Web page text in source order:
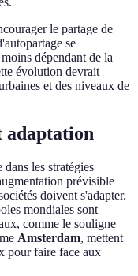
le partage de
se
dépendant de la
évolution devrait
et des niveaux de
adaptation
les stratégies
prévisible
doivent s'adapter.
mondiales sont
comme le souligne
Amsterdam, mettent
pour faire face aux